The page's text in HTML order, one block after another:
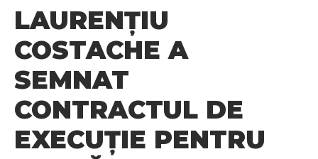
LAURENȚIU
COSTACHE A
SEMNAT
CONTRACTUL DE
EXECUȚIE PENTRU